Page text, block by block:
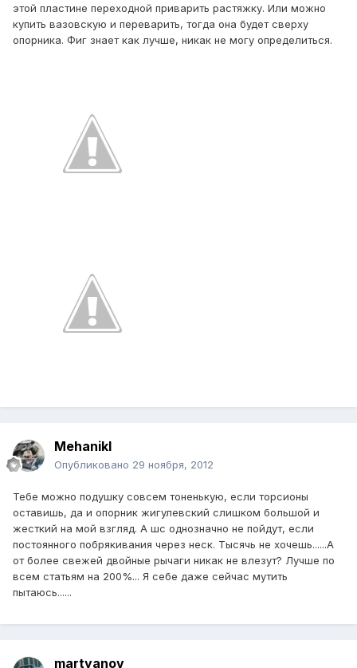
этой пластине переходной приварить растяжку. Или можно
купить вазовскую и переварить, тогда она будет сверху
опорника. Фиг знает как лучше, никак не могу определиться.
Mehanikl
Опубликовано 29 ноября, 2012
Тебе можно подушку совсем тоненькую, если торсионы
оставишь, да и опорник жигулевский слишком большой и
жесткий на мой взгляд. А шс однозначно не пойдут, если
постоянного побрякивания через неск. Тысячь не хочешь......А
от более свежей двойные рычаги никак не влезут? Лучше по
всем статьям на 200%... Я себе даже сейчас мутить
пытаюсь......
martyanov